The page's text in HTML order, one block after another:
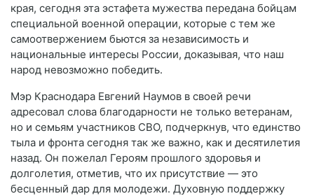
края, сегодня эта эстафета мужества передана бойцам
специальной военной операции, которые с тем же
самоотвержением бьются за независимость и
национальные интересы России, доказывая, что наш
народ невозможно победить.
Мэр Краснодара Евгений Наумов в своей речи
адресовал слова благодарности не только ветеранам,
но и семьям участников СВО, подчеркнув, что единство
тыла и фронта сегодня так же важно, как и десятилетия
назад. Он пожелал Героям прошлого здоровья и
долголетия, отметив, что их присутствие — это
бесценный дар для молодежи. Духовную поддержку